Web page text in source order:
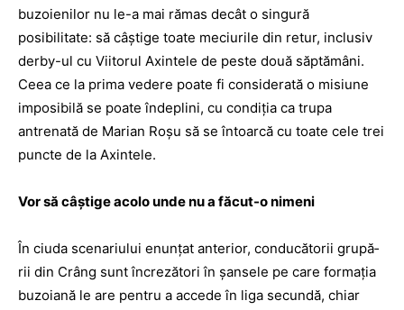
buzoienilor nu le-a mai rămas decât o singură
posibilitate: să câştige toate meciurile din retur, inclusiv
derby-ul cu Viitorul Axintele de peste două săptămâni.
Ceea ce la prima vedere poate fi considerată o misiune
imposibilă se poate îndeplini, cu condiţia ca trupa
antrenată de Marian Roşu să se întoarcă cu toate cele trei
puncte de la Axintele.
Vor să câştige acolo unde nu a făcut-o nimeni
În ciuda scenariului enun­ţat anterior, conducătorii grupă­
rii din Crâng sunt încrezători în şansele pe care formaţia
buzoiană le are pentru a accede în liga secundă, chiar